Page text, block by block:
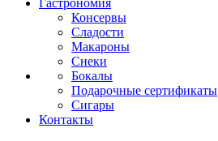
Консервы
Сладости
Макароны
Снеки
Бокалы
Подарочные сертификаты
Сигары
Контакты